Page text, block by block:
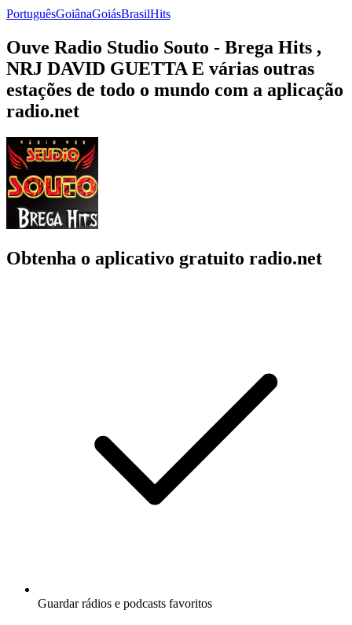
PortuguêsGoiânaGoiásBrasilHits
Ouve Radio Studio Souto - Brega Hits ,
NRJ DAVID GUETTA E várias outras
estações de todo o mundo com a aplicação
radio.net
Obtenha o aplicativo gratuito radio.net
Guardar rádios e podcasts favoritos